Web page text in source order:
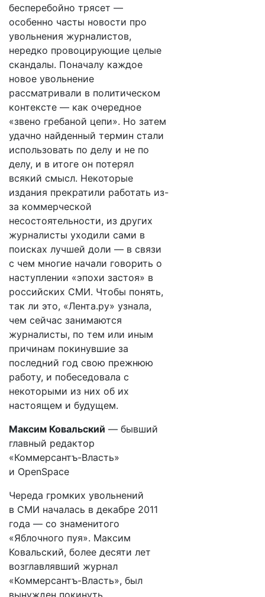
бесперебойно трясет —
особенно часты новости про
увольнения журналистов,
нередко провоцирующие целые
скандалы. Поначалу каждое
новое увольнение
рассматривали в политическом
контексте — как очередное
«звено гребаной цепи». Но затем
удачно найденный термин стали
использовать по делу и не по
делу, и в итоге он потерял
всякий смысл. Некоторые
издания прекратили работать из-
за коммерческой
несостоятельности, из других
журналисты уходили сами в
поисках лучшей доли — в связи
с чем многие начали говорить о
наступлении «эпохи застоя» в
российских СМИ. Чтобы понять,
так ли это, «Лента.ру» узнала,
чем сейчас занимаются
журналисты, по тем или иным
причинам покинувшие за
последний год свою прежнюю
работу, и побеседовала с
некоторыми из них об их
настоящем и будущем.
Максим Ковальский — бывший
главный редактор
«Коммерсантъ-Власть»
и OpenSpace
Череда громких увольнений
в СМИ началась в декабре 2011
года — со знаменитого
«Яблочного пуя». Максим
Ковальский, более десяти лет
возглавлявший журнал
«Коммерсантъ-Власть», был
вынужден покинуть